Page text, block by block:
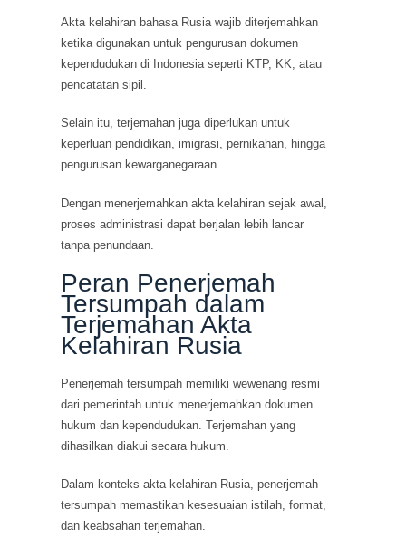
Akta kelahiran bahasa Rusia wajib diterjemahkan
ketika digunakan untuk pengurusan dokumen
kependudukan di Indonesia seperti KTP, KK, atau
pencatatan sipil.
Selain itu, terjemahan juga diperlukan untuk
keperluan pendidikan, imigrasi, pernikahan, hingga
pengurusan kewarganegaraan.
Dengan menerjemahkan akta kelahiran sejak awal,
proses administrasi dapat berjalan lebih lancar
tanpa penundaan.
Peran Penerjemah
Tersumpah dalam
Terjemahan Akta
Kelahiran Rusia
Penerjemah tersumpah memiliki wewenang resmi
dari pemerintah untuk menerjemahkan dokumen
hukum dan kependudukan. Terjemahan yang
dihasilkan diakui secara hukum.
Dalam konteks akta kelahiran Rusia, penerjemah
tersumpah memastikan kesesuaian istilah, format,
dan keabsahan terjemahan.